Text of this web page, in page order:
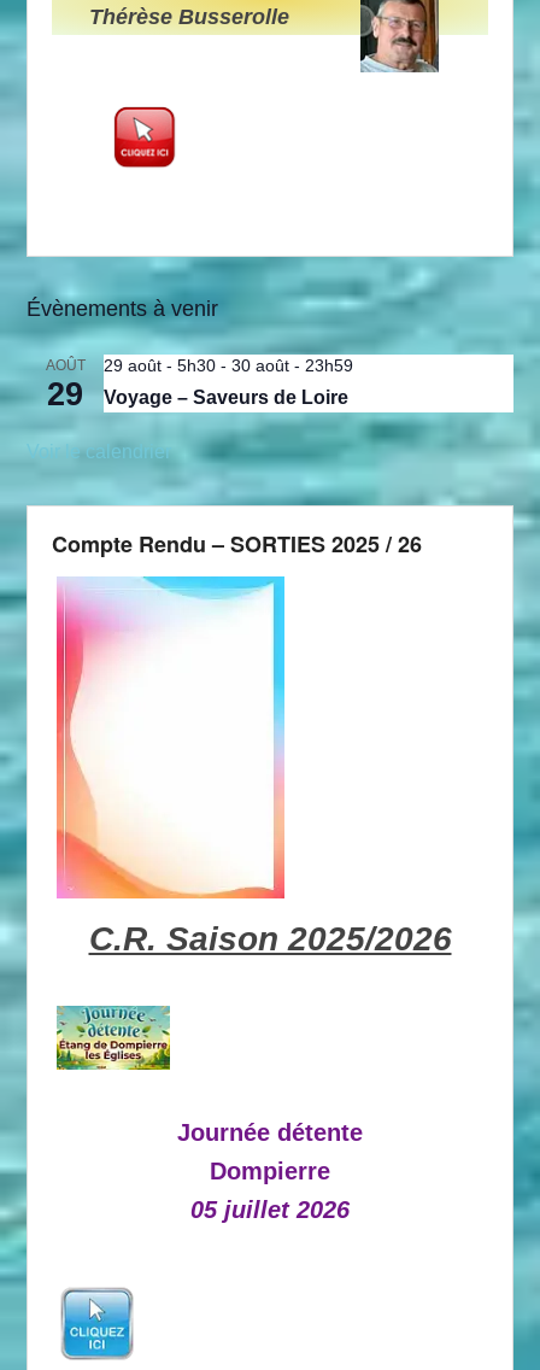
Thérèse Busserolle
Évènements à venir
AOÛT
29
29 août - 5h30 -30 août - 23h59
Voyage – Saveurs de Loire
Voir le calendrier
Compte Rendu – SORTIES 2025 / 26
C.R. Saison 2025/2026
Journée détente
Dompierre
05 juillet 2026